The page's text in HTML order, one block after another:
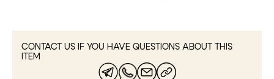
CONTACT US IF YOU HAVE QUESTIONS ABOUT THIS
ITEM